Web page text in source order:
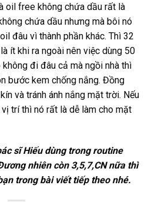
oil free không chứa dầu rất là
chứa dầu nhưng mà bôi nó
đâu vì thành phần khác. Thì 32
ít khi ra ngoài nên việc dùng 50
đi đâu cả mà ngồi nhà thì
bước kem chống nắng. Đồng
và tránh ánh nắng mặt trời. Nếu
trí thì nó rất là dễ làm cho mặt
sĩ Hiếu dùng trong routine
nhiên còn 3,5,7,CN nữa thì
trong bài viết tiếp theo nhé.